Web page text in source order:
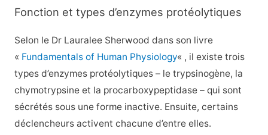
Fonction et types d’enzymes protéolytiques
Selon le Dr Lauralee Sherwood dans son livre
« Fundamentals of Human Physiology« , il existe trois
types d’enzymes protéolytiques – le trypsinogène, la
chymotrypsine et la procarboxypeptidase – qui sont
sécrétés sous une forme inactive. Ensuite, certains
déclencheurs activent chacune d’entre elles.